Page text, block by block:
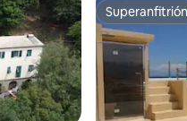
Superanfitrión
Superanfitrión